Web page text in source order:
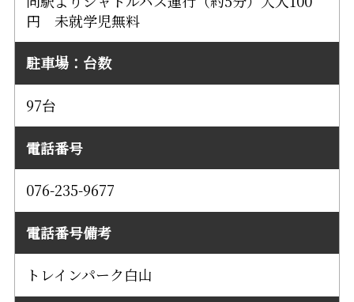
円 未就学児無料
駐車場：台数
97台
電話番号
076-235-9677
電話番号備考
トレインパーク白山